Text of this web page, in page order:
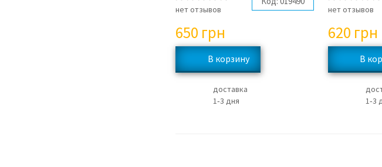
нет отзывов
650 грн
доставка
1‑3 дня
нет отзывов
620 грн
1‑3